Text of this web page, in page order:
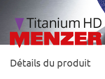
RS 3 E-Plus, RS 3 E-
EQ, RS 300 Q, RS 3-Plus,
STF, RS 4-STF
Détails du produit